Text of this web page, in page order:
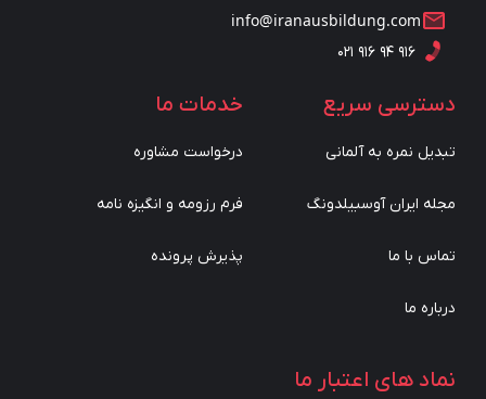
info@iranausbildung.com
۰۲۱ ۹۱۶ ۹۴ ۹۱۶
دسترسی سریع
تبدیل نمره به آلمانی
مجله ایران آوسبیلدونگ
تماس با ما
درباره ما
خدمات ما
درخواست مشاوره
فرم رزومه و انگیزه نامه
پذیرش پرونده
نماد های اعتبار ما